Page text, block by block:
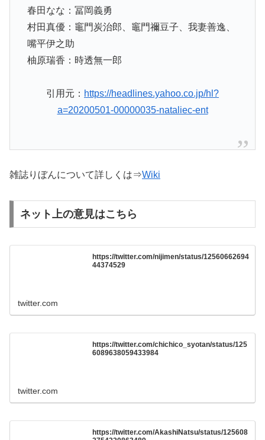
春田なな：冨岡義勇
村田真優：竈門炭治郎、竈門禰豆子、我妻善逸、
嘴平伊之助
柚原瑞香：時透無一郎
引用元： https://headlines.yahoo.co.jp/hl?
a=20200501-00000035-nataliec-ent
雑誌りぼんについて詳しくは⇒Wiki
ネット上の意見はこちら
https://twitter.com/nijimen/status/12560662694
44374529
twitter.com
https://twitter.com/chichico_syotan/status/125
6089638059433984
twitter.com
https://twitter.com/AkashiNatsu/status/125608